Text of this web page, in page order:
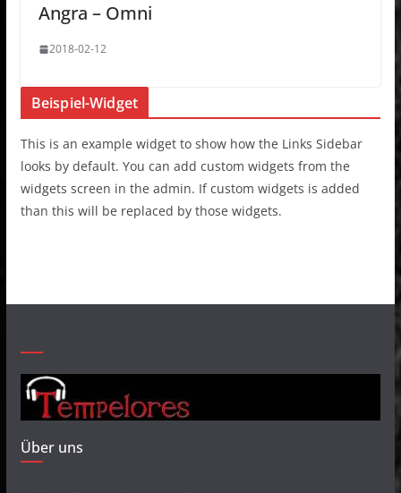
Angra – Omni
2018-02-12
Beispiel-Widget
This is an example widget to show how the Links Sidebar
looks by default. You can add custom widgets from the
widgets screen in the admin. If custom widgets is added
than this will be replaced by those widgets.
Über uns